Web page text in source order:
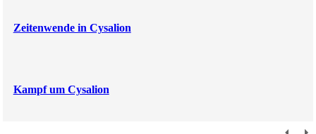
Zeitenwende in Cysalion
Kampf um Cysalion